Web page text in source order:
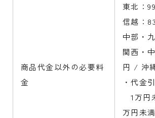
商品代金以外の必要料
金
東北：
信越：
中部・
関西・
円 / 沖
・代金
1万円
万円未